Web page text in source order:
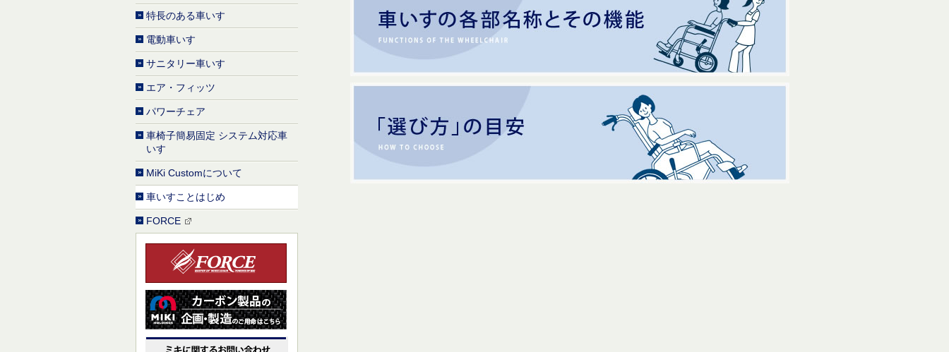
特長のある車いす
電動車いす
サニタリー車いす
エア・フィッツ
パワーチェア
車椅子簡易固定 システム対応車
いす
MiKi Customについて
車いすことはじめ
FORCE